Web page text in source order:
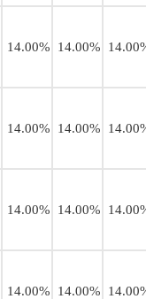
14.00% 14.00%
14.00% 14.00%
14.00% 14.00%
14.00% 14.00%